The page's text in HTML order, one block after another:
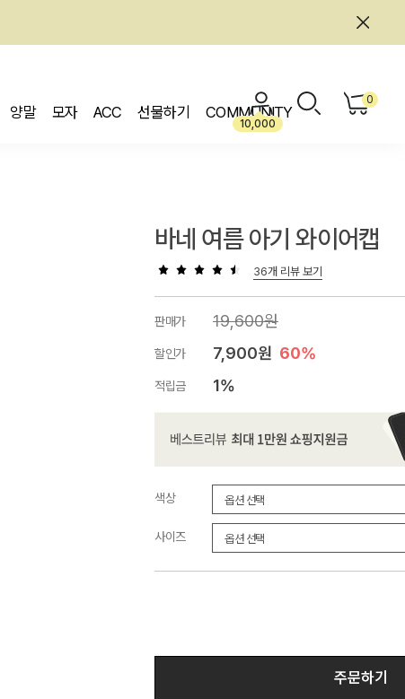
양말 모자 ACC 선물하기 COMMUNITY
10,000
0
바네 여름 아기 와이어캡
36개 리뷰 보기
판매가 19,600원
할인가 7,900원 60%
적립금 1%
색상
사이즈
주문하기